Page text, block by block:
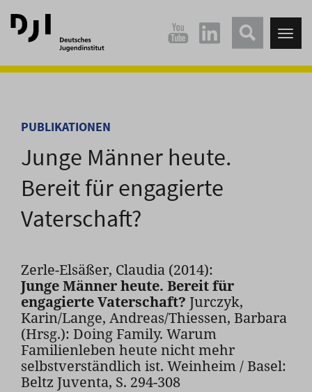
Direkt
zum
Hauptinhalt
Direkt
zum
Hauptmenü
PUBLIKATIONEN
Junge Männer heute.
Bereit für engagierte
Vaterschaft?
Zerle-Elsäßer, Claudia (2014):
Junge Männer heute. Bereit für
engagierte Vaterschaft? Jurczyk,
Karin/Lange, Andreas/Thiessen, Barbara
(Hrsg.): Doing Family. Warum
Familienleben heute nicht mehr
selbstverständlich ist. Weinheim / Basel:
Beltz Juventa, S. 294-308